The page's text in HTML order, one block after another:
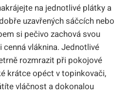
na jednotlivé plátky a
uzavřených sáčcích nebo
si pečivo zachová svou
vláknina. Jednotlivé
rozmrazit při pokojové
krátce opéct v topinkovači,
vláčnost a dokonalou